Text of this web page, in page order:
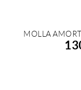
MOLLA